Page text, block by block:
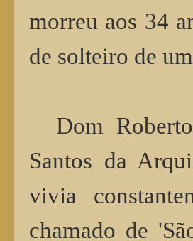
morreu aos 34
de solteiro de
Dom
Santos da
vivia
chamado de